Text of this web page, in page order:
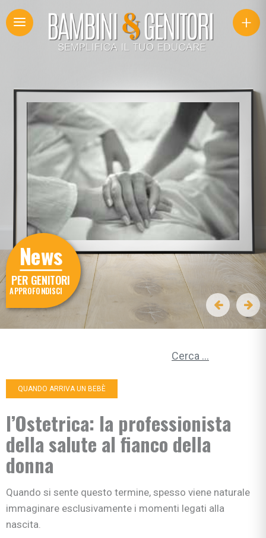
+
News
PER GENITORI
APPROFONDISCI
QUANDO ARRIVA UN BEBÈ
l’Ostetrica: la professionista
della salute al fianco della
donna
Quando si sente questo termine, spesso viene naturale
immaginare esclusivamente i momenti legati alla
nascita.